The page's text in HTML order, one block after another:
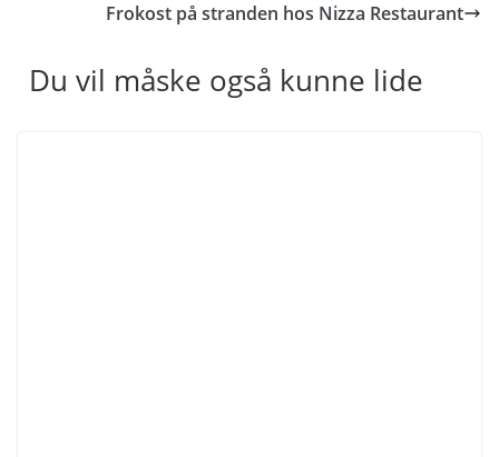
Frokost på stranden hos Nizza Restaurant
Du vil måske også kunne lide